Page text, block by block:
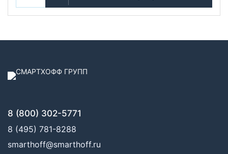
8 (800) 302-5771
8 (495) 781-8288
smarthoff@smarthoff.ru